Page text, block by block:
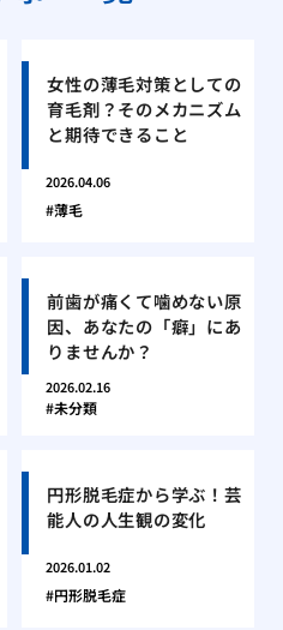
女性の薄毛対策としての
育毛剤？そのメカニズム
と期待できること
2026.04.06
薄毛
前歯が痛くて噛めない原
因、あなたの「癖」にあ
りませんか？
2026.02.16
未分類
円形脱毛症から学ぶ！芸
能人の人生観の変化
2026.01.02
円形脱毛症